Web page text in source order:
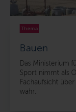
Thema
Bauen
Das Ministerium
Sport nimmt als
Fachaufsicht
wahr.